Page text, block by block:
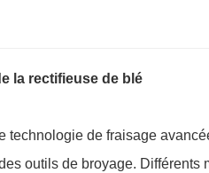
la rectifieuse de blé
technologie de fraisage
outils de broyage.